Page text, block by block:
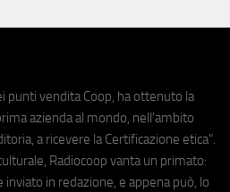
punti vendita Coop, ha ottenuto la
azienda al mondo, nell'ambito
a ricevere la Certificazione etica".
Radiocoop vanta un primato:
in redazione, e appena può, lo